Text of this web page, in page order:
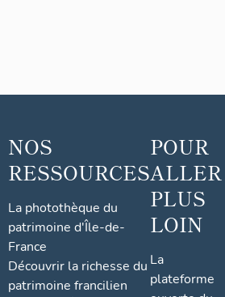
NOS
RESSOURCES
La photothèque du
patrimoine d'Île-de-
France
Découvrir la richesse du
patrimoine francilien
POUR
ALLER
PLUS
LOIN
La
plateforme